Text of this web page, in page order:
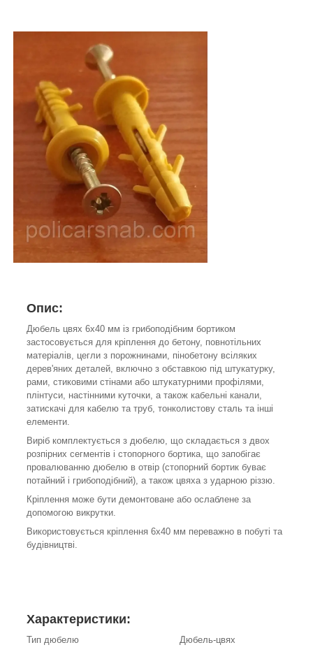
Опис:
Дюбель цвях 6х40 мм із грибоподібним бортиком
застосовується для кріплення до бетону, повнотільних
матеріалів, цегли з порожнинами, пінобетону всіляких
дерев'яних деталей, включно з обставкою під штукатурку,
рами, стиковими стінами або штукатурними профілями,
плінтуси, настінними куточки, а також кабельні канали,
затискачі для кабелю та труб, тонколистову сталь та інші
елементи.
Виріб комплектується з дюбелю, що складається з двох
розпірних сегментів і стопорного бортика, що запобігає
провалюванню дюбелю в отвір (стопорний бортик буває
потайний і грибоподібний), а також цвяха з ударною різзю.
Кріплення може бути демонтоване або ослаблене за
допомогою викрутки.
Використовується кріплення 6х40 мм переважно в побуті та
будівництві.
Характеристики:
Тип дюбелю Дюбель-цвях